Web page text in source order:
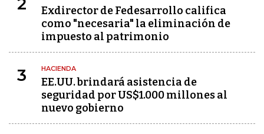
Exdirector de Fedesarrollo califica
como "necesaria" la eliminación de
impuesto al patrimonio
3 HACIENDA
EE.UU. brindará asistencia de
seguridad por US$1.000 millones al
nuevo gobierno